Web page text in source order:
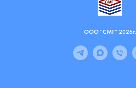
ООО "СМГ" 2026г.